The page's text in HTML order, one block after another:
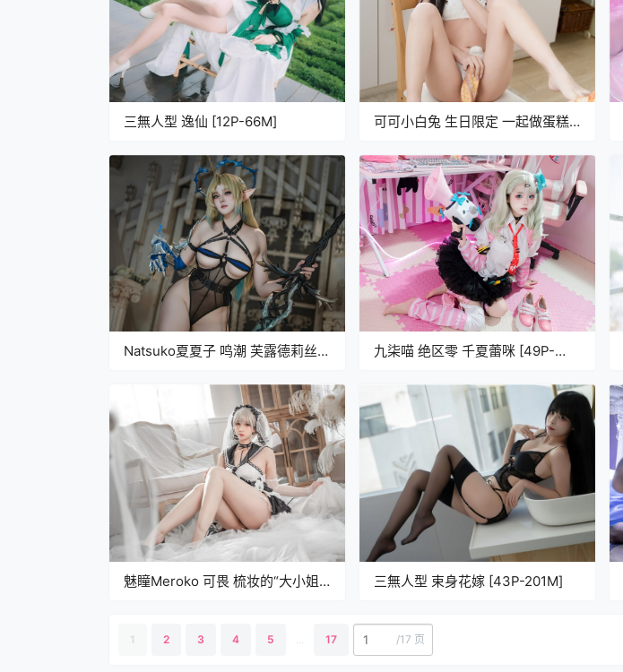
三無人型 逸仙 [12P-66M]
可可小白兔 生日限定 一起做蛋糕
Natsuko夏夏子 鸣潮 芙露德莉丝
九柒喵 绝区零 千夏蕾咪 [49P-
魅瞳Meroko 可畏 梳妆的“大小姐”
三無人型 束身花嫁 [43P-201M]
1 2 3 4 5 ... 17 /17 页